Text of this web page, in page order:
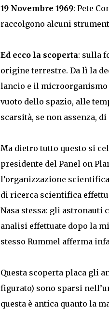
19 Novembre 1969: Pete
raccolgono alcuni
Ed ecco la scoperta: sulla
origine terrestre. Da lì la
lancio e il microorganismo
vuoto dello spazio, alle
scarsità, se non assenza,
Ma dietro tutto questo si
presidente del Panel on
l’organizzazione
di ricerca scientifica
Nasa stessa: gli astronauti
analisi effettuate dopo la
stesso Rummel afferma
Questa scoperta placa gli
figurato) sono sparsi
questa è antica quanto la